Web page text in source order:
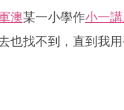
優免費幼稚園》、《
澳某一小學作小一
也找不到，直到我